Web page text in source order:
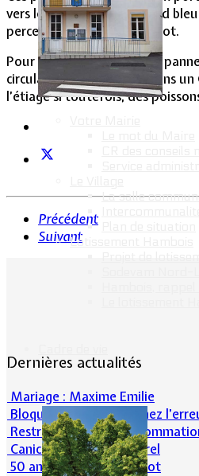
La salle
Lotissement Hambois
vers le bas à droite sur fond
perception éloignée d’un îlot.
Pour l’instant, deux de ces
circulation des poissons dans
l’étiage si toutefois, des
Précédent
Suivant
Dernières actualités
Mariage : Maxime Emilie
Bloqué en forêt. Cherchez
Restrictions sur la
Canicule et milieu naturel
50 ans d’histoires de foot